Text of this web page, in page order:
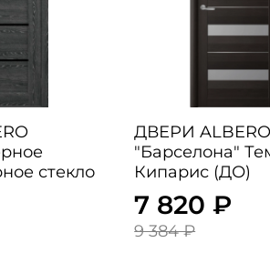
стекло
ДВЕРИ ALBERO
"Барселона"
Кипарис (ДО)
7 820 ₽
9 384 ₽